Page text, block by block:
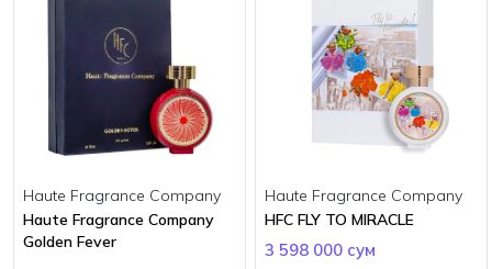
Haute Fragrance Company
Haute Fragrance Company
Golden Fever
Haute Fragrance Company
HFC FLY TO MIRACLE
3 598 000 сум